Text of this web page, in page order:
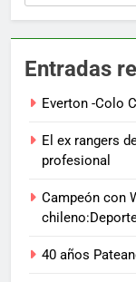
Entradas
Everton -Colo
El ex rangers
profesional
Campeón con
40 años